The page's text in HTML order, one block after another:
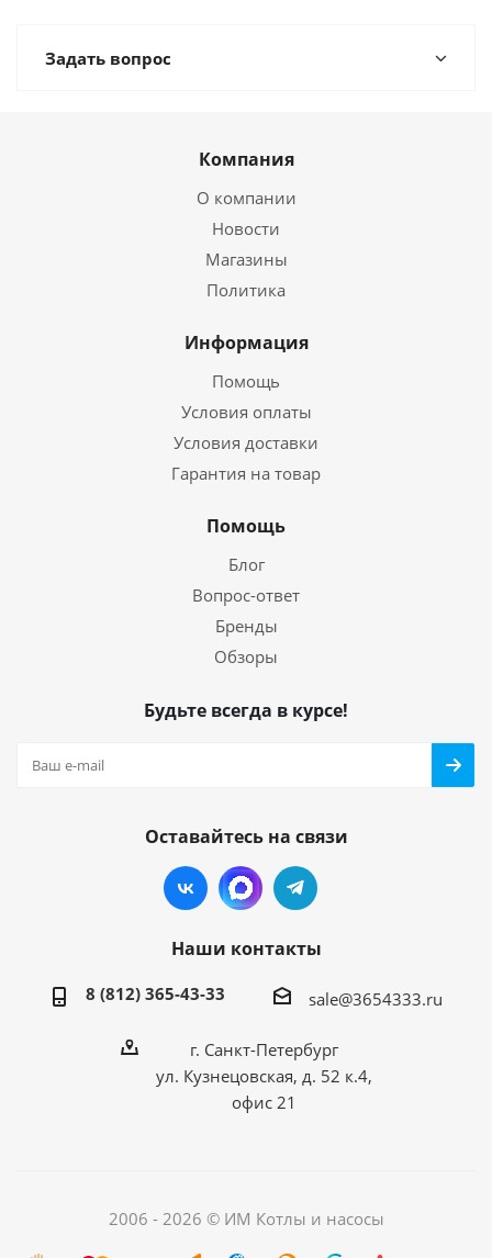
Задать вопрос
Компания
О компании
Новости
Магазины
Политика
Информация
Помощь
Условия оплаты
Условия доставки
Гарантия на товар
Помощь
Блог
Вопрос-ответ
Бренды
Обзоры
Будьте всегда в курсе!
Оставайтесь на связи
Наши контакты
8 (812) 365-43-33 sale@3654333.ru
г. Санкт-Петербург
ул. Кузнецовская, д. 52 к.4,
офис 21
2006 - 2026 © ИМ Котлы и насосы